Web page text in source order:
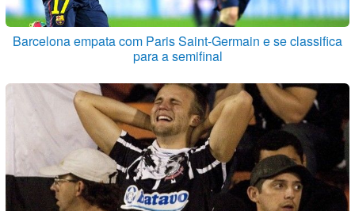
Barcelona empata com Paris Saint-Germain e se classifica
para a semifinal